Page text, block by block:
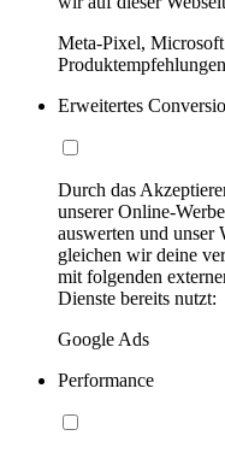
Meta-Pixel,
Erweitertes
Durch das
unserer Online-
auswerten und unser
gleichen wir deine
mit folgenden
Dienste bereits nutzt:
Google Ads
Performance